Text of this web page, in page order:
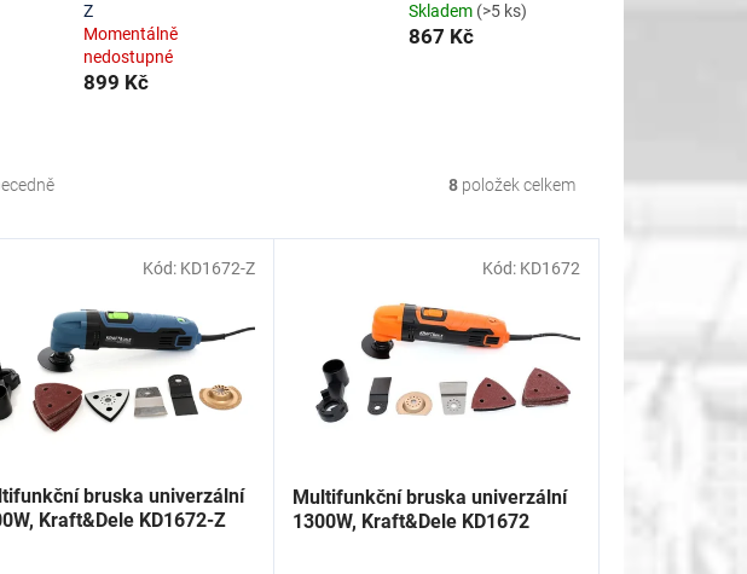
Z
Momentálně
nedostupné
899 Kč
Skladem (>5 ks)
867 Kč
8 položek celkem
bruska univerzální
Kraft&Dele KD1672-Z
Kód: KD1672-Z
Multifunkční bruska univerzální
1300W, Kraft&Dele KD1672
Kód: KD1672